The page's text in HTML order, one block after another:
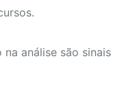
análise são sinais